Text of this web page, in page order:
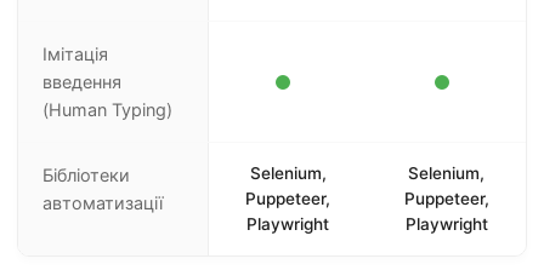
Імітація
введення
(Human Typing)
Бібліотеки
автоматизації
Selenium,
Puppeteer,
Playwright
Selenium,
Puppeteer,
Playwright